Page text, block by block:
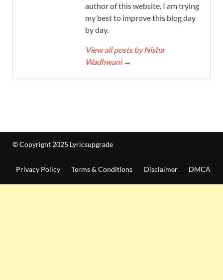
author of this website, I am trying
my best to improve this blog day
by day.
View all posts by Nisha
Wadhwani →
© Copyright 2025 Lyricsupgrade
Privacy Policy Terms & Conditions Disclaimer DMCA